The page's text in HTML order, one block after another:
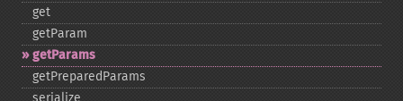
get
getParam
getParams
getPreparedParams
serialize